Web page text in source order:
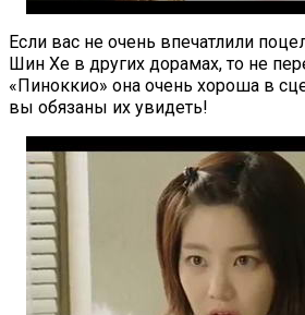
Если вас не очень впечатлили
Шин Хе в других дорамах, то не
«Пиноккио» она очень хороша в
вы обязаны их увидеть!